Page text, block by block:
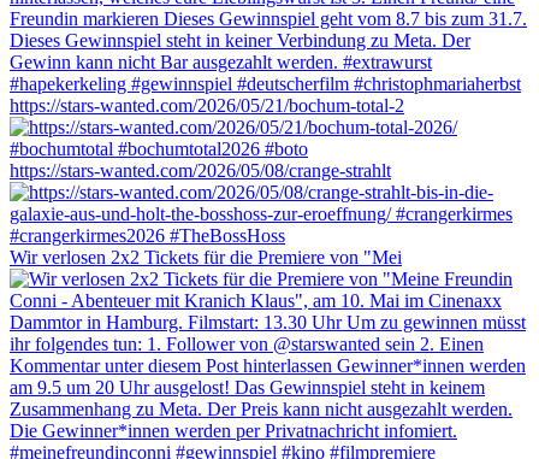
https://stars-wanted.com/2026/05/21/bochum-total-2
https://stars-wanted.com/2026/05/08/crange-strahlt
Wir verlosen 2x2 Tickets für die Premiere von "Mei